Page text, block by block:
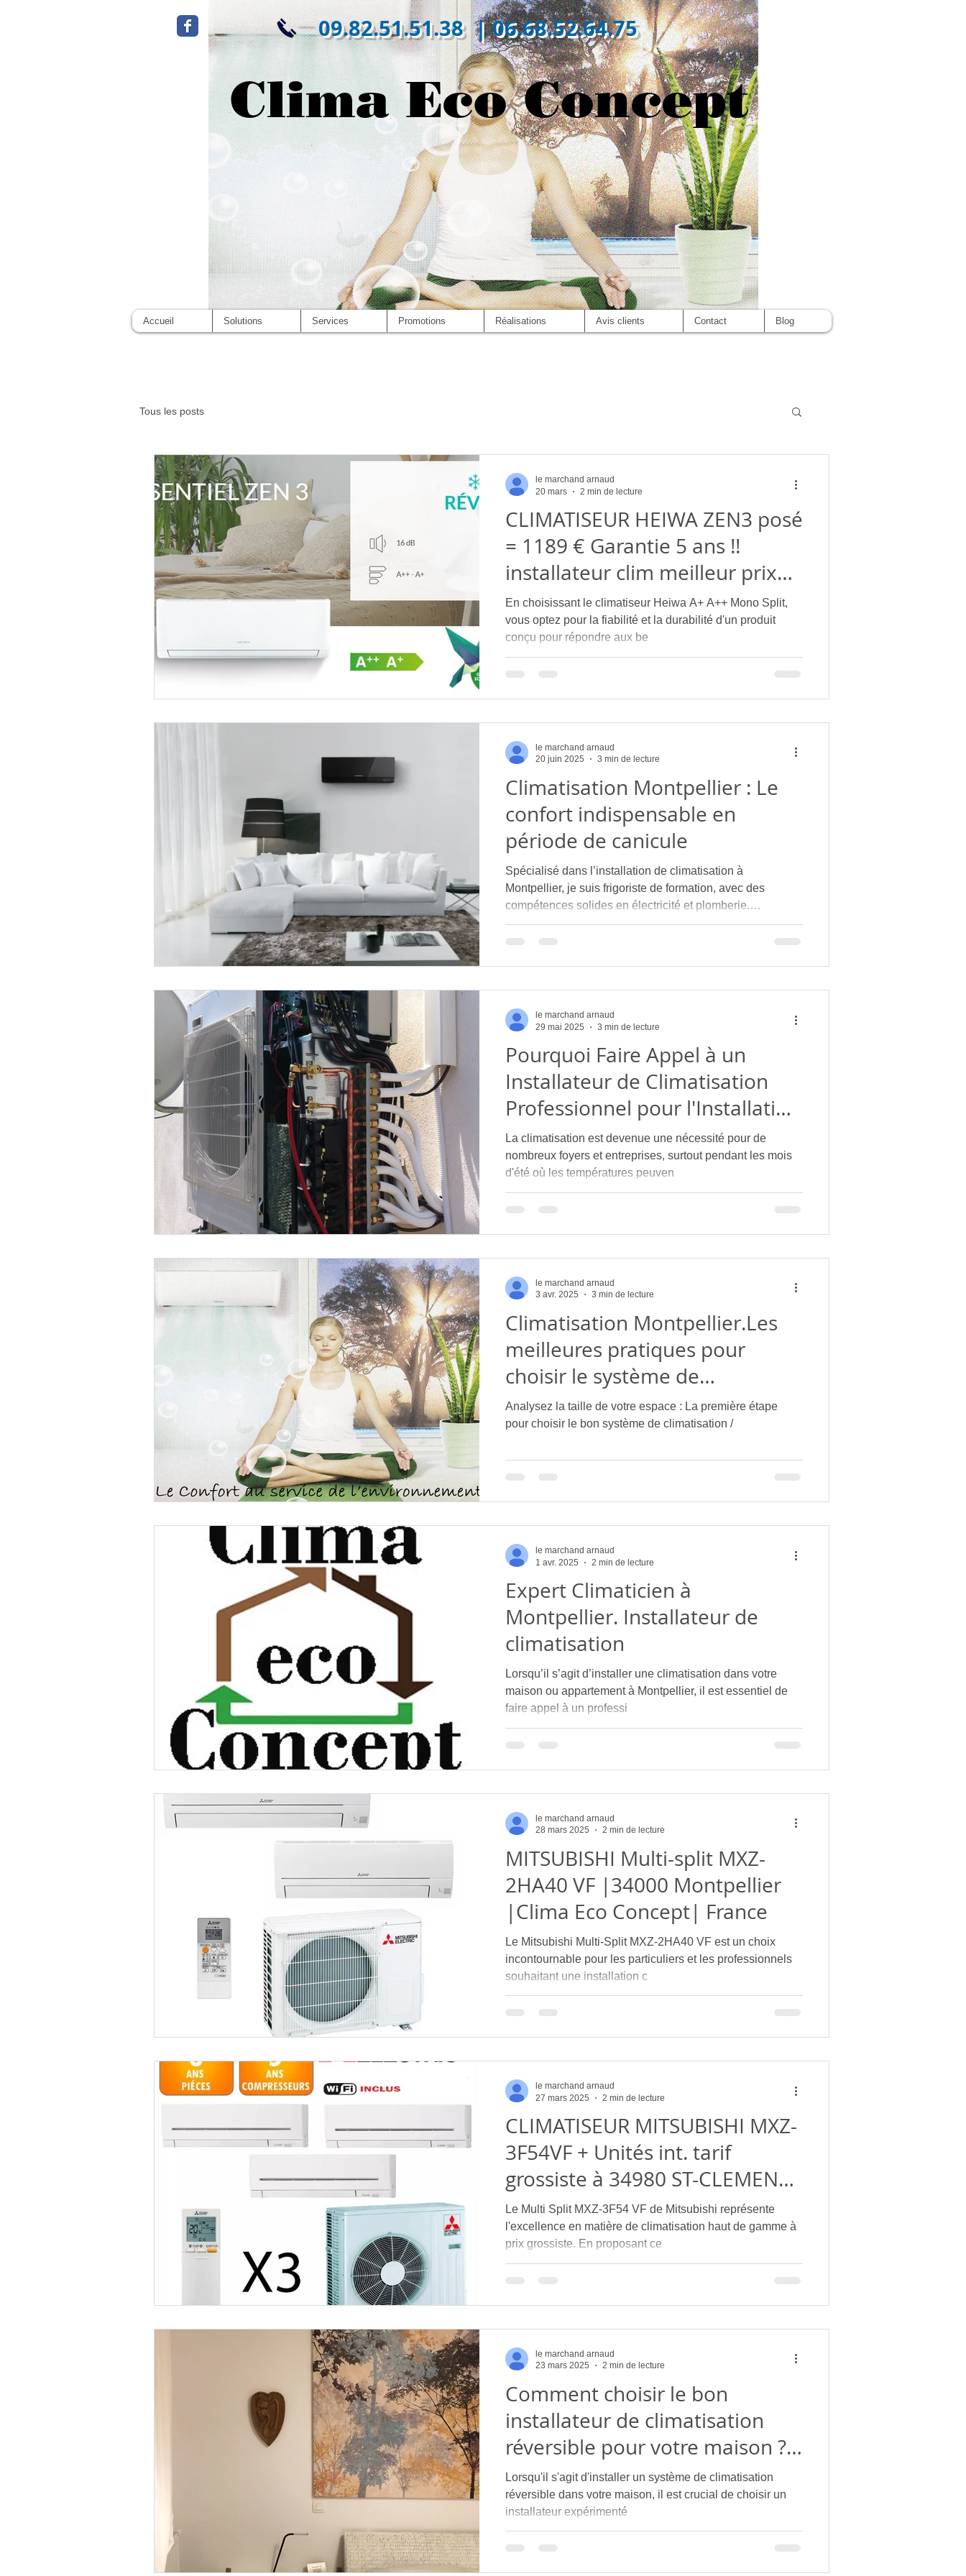
09.82.51.51.38 | 06.68.52.64.75
Clima Eco Concept
Accueil Solutions Services Promotions Réalisations Avis clients Contact Blog
Tous les posts
CLIMATISEUR HEIWA ZEN3 posé
= 1189 € Garantie 5 ans !!
installateur clim meilleur prix
montpellier entreprise| Clima
Eco Concept | France
En choisissant le climatiseur Heiwa A+ A++ Mono Split,
vous optez pour la fiabilité et la durabilité d'un produit
conçu pour répondre aux be
le marchand arnaud
20 mars
2 min de lecture
Climatisation Montpellier : Le
confort indispensable en
période de canicule
Spécialisé dans l’installation de climatisation à
Montpellier, je suis frigoriste de formation, avec des
compétences solides en électricité et plomberie.
J’interviens principalement sur les secteurs de Montpellier,
le marchand arnaud
20 juin 2025
3 min de lecture
Pourquoi Faire Appel à un
Installateur de Climatisation
Professionnel pour l'Installation
de Votre Climatiseur ?
La climatisation est devenue une nécessité pour de
nombreux foyers et entreprises, surtout pendant les mois
d'été où les températures peuven
le marchand arnaud
29 mai 2025
3 min de lecture
Climatisation Montpellier.Les
meilleures pratiques pour
choisir le système de
climatisation idéal pour votre
maison ou votre appartement /
CLIMA ECO CONCEPT
Analysez la taille de votre espace : La première étape
pour choisir le bon système de climatisation /
le marchand arnaud
3 avr. 2025
3 min de lecture
Expert Climaticien à
Montpellier. Installateur de
climatisation
Lorsqu’il s’agit d’installer une climatisation dans votre
maison ou appartement à Montpellier, il est essentiel de
faire appel à un professi
le marchand arnaud
1 avr. 2025
2 min de lecture
MITSUBISHI Multi-split MXZ-
2HA40 VF |34000 Montpellier
|Clima Eco Concept| France
Le Mitsubishi Multi-Split MXZ-2HA40 VF est un choix
incontournable pour les particuliers et les professionnels
souhaitant une installation c
le marchand arnaud
28 mars 2025
2 min de lecture
CLIMATISEUR MITSUBISHI MXZ-
3F54VF + Unités int. tarif
grossiste à 34980 ST-CLEMENT-
DE-RIVIERE pose clim au
meilleur prix st clément de
rivière
Le Multi Split MXZ-3F54 VF de Mitsubishi représente
l'excellence en matière de climatisation haut de gamme à
prix grossiste. En proposant ce
le marchand arnaud
27 mars 2025
2 min de lecture
Comment choisir le bon
installateur de climatisation
réversible pour votre maison ?
Installateur de climatisation
réversible
Lorsqu'il s'agit d'installer un système de climatisation
réversible dans votre maison, il est crucial de choisir un
installateur expérimenté
le marchand arnaud
23 mars 2025
2 min de lecture